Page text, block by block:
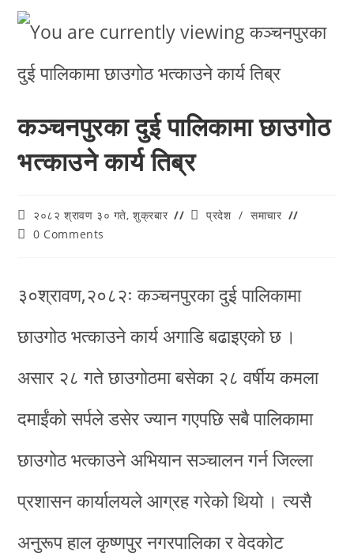
कञ्चनपुरका दुई पालिकामा छाउगोठ
भत्काउने कार्य तिब्र
२०८२ श्रावण ३० गते, शुक्रबार प्रदेश / समाचार
0 Comments
३०श्रावण,२०८२ः कञ्चनपुरका दुई पालिकामा
छाउगोठ भत्काउने कार्य अगाडि बढाइएको छ ।
असार २८ गते छाउगोठमा बसेका २८ वर्षीय कमला
दमाईंको सर्पले डसेर ज्यान गएपछि सबै पालिकामा
छाउगोठ भत्काउने अभियान सञ्चालन गर्न जिल्ला
प्रशासन कार्यालयले आग्रह गरेको थियो । त्यसै
अनुरूप हाल कृष्णपुर नगरपालिका र वेदकोट